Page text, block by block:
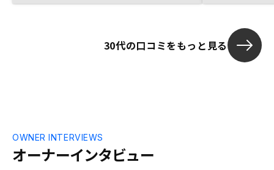
30代の口コミをもっと見る
オーナーインタビュー
OWNER INTERVIEWS